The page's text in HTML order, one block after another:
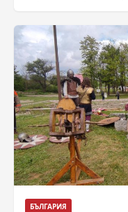
БЪЛГАРИЯ